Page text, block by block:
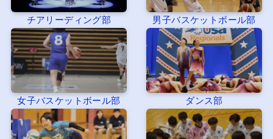
チアリーディング部 男子バスケットボール部
女子バスケットボール部 ダンス部